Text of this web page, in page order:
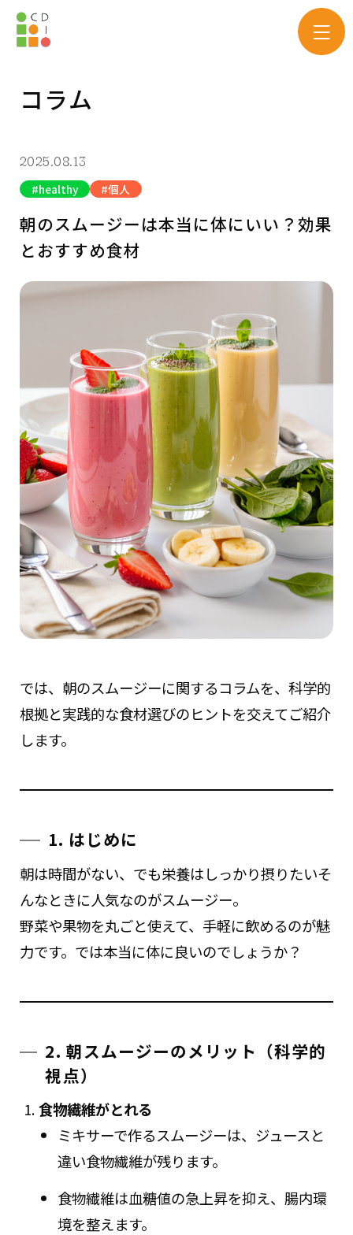
コラム
2025.08.13
healthy
個人
朝のスムージーは本当に体にいい？効果
とおすすめ食材
では、朝のスムージーに関するコラムを、科学的
根拠と実践的な食材選びのヒントを交えてご紹介
します。
1. はじめに
朝は時間がない、でも栄養はしっかり摂りたい――そ
んなときに人気なのがスムージー。
野菜や果物を丸ごと使えて、手軽に飲めるのが魅
力です。では本当に体に良いのでしょうか？
2. 朝スムージーのメリット（科学的
視点）
食物繊維がとれる
ミキサーで作るスムージーは、ジュースと
違い食物繊維が残ります。
食物繊維は血糖値の急上昇を抑え、腸内環
境を整えます。